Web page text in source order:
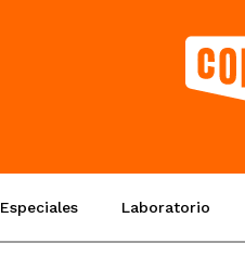
Especiales Laboratorio